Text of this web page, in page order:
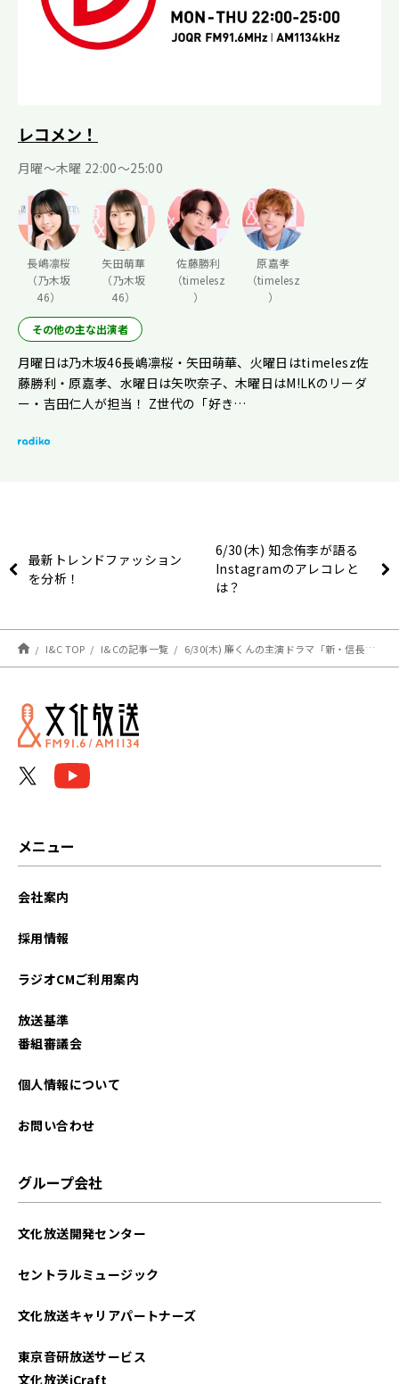
レコメン！
月曜〜木曜 22:00〜25:00
長嶋凛桜
（乃木坂
46）
矢田萌華
（乃木坂
46）
佐藤勝利
（timelesz
）
原嘉孝
（timelesz
）
その他の主な出演者
月曜日は乃木坂46長嶋凛桜・矢田萌華、火曜日はtimelesz佐
藤勝利・原嘉孝、水曜日は矢吹奈子、木曜日はM!LKのリーダ
ー・吉田仁人が担当！ Z世代の「好き…
最新トレンドファッション
を分析！
6/30(木) 知念侑李が語る
Instagramのアレコレと
は？
I&C TOP I&Cの記事一覧 6/30(木) 廉くんの主演ドラマ「新・信長公記」クランクイン！共演のみなさまは・・・
メニュー
会社案内
採用情報
ラジオCMご利用案内
放送基準
番組審議会
個人情報について
お問い合わせ
グループ会社
文化放送開発センター
セントラルミュージック
文化放送キャリアパートナーズ
東京音研放送サービス
文化放送iCraft